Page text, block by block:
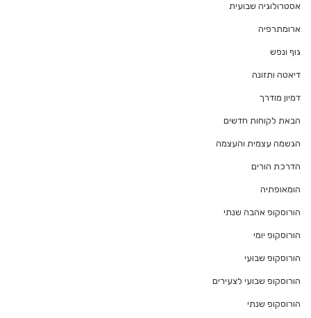
אסטרולוגיה שבועית
ארומתרפיה
גוף ונפש
דיאטה ותזונה
דמיון מודרך
הבאת לקוחות חדשים
הגשמה עצמית והעצמה
הדרכת הורים
הומאופתיה
הורוסקופ אהבה שנתי
הורוסקופ יומי
הורוסקופ שבועי
הורוסקופ שבועי לצעירים
הורוסקופ שנתי